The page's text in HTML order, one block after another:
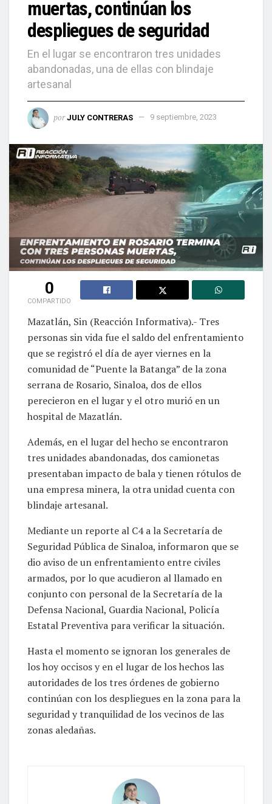
muertas, continúan los
despliegues de seguridad
En el lugar se encontraron tres unidades
abandonadas, una de ellas con blindaje
artesanal
por JULY CONTRERAS 9 septiembre, 2023
0
COMPARTIDO
Mazatlán, Sin (Reacción Informativa).- Tres
personas sin vida fue el saldo del enfrentamiento
que se registró el día de ayer viernes en la
comunidad de “Puente la Batanga” de la zona
serrana de Rosario, Sinaloa, dos de ellos
perecieron en el lugar y el otro murió en un
hospital de Mazatlán.
Además, en el lugar del hecho se encontraron
tres unidades abandonadas, dos camionetas
presentaban impacto de bala y tienen rótulos de
una empresa minera, la otra unidad cuenta con
blindaje artesanal.
Mediante un reporte al C4 a la Secretaría de
Seguridad Pública de Sinaloa, informaron que se
dio aviso de un enfrentamiento entre civiles
armados, por lo que acudieron al llamado en
conjunto con personal de la Secretaría de la
Defensa Nacional, Guardia Nacional, Policía
Estatal Preventiva para verificar la situación.
Hasta el momento se ignoran los generales de
los hoy occisos y en el lugar de los hechos las
autoridades de los tres órdenes de gobierno
continúan con los despliegues en la zona para la
seguridad y tranquilidad de los vecinos de las
zonas aledañas.